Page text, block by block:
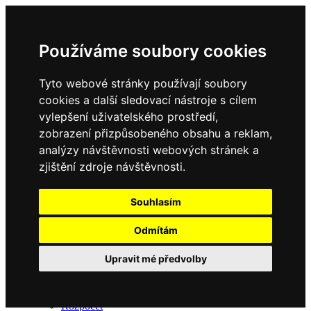
Používáme soubory cookies
Tyto webové stránky používají soubory
cookies a další sledovací nástroje s cílem
vylepšení uživatelského prostředí,
zobrazení přizpůsobeného obsahu a reklam,
analýzy návštěvnosti webových stránek a
zjištění zdroje návštěvnosti.
Souhlasím
Odmítám
Upravit mé předvolby
Domů
Úřední deska
Kontakt
Rozpočet